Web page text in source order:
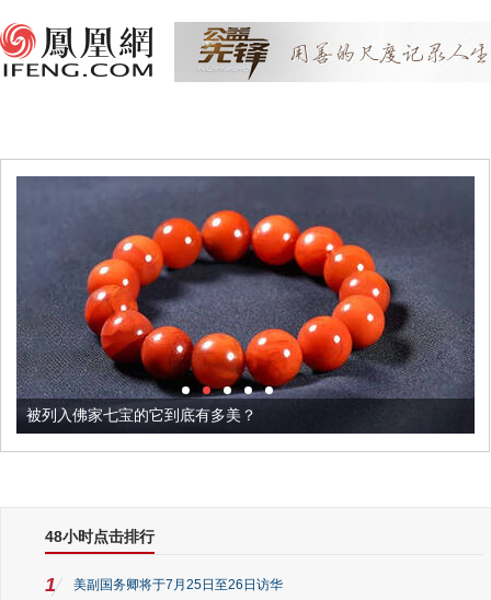
被列入佛家七宝的它到底有多美？
48小时点击排行
1 美副国务卿将于7月25日至26日访华